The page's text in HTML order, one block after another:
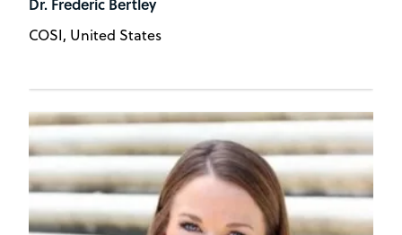
COSI, United States